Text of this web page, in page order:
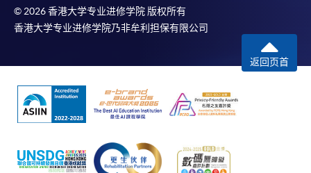
© 2026 香港大学专业进修学院 版权所有
香港大学专业进修学院乃非牟利担保有限公司
返回页首